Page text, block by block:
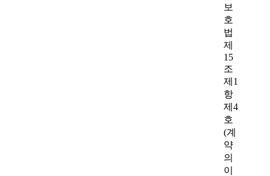
보
호
법
제
15
조
제1
항
제4
호
(계
약
의
이